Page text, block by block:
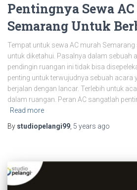
Pentingnya Sewa
Semarang Untuk
Tempat untuk sewa AC murah
untuk diketahui. Pasalnya dalam sebuah
pendingin ruangan ini tidak bisa
penting untuk terwujudnya sebuah acara
berjalan dengan lancar. Terlebih untuk
dalam ruangan. Peran AC sangatlah
Read more
By studiopelangi99, 5 years ago